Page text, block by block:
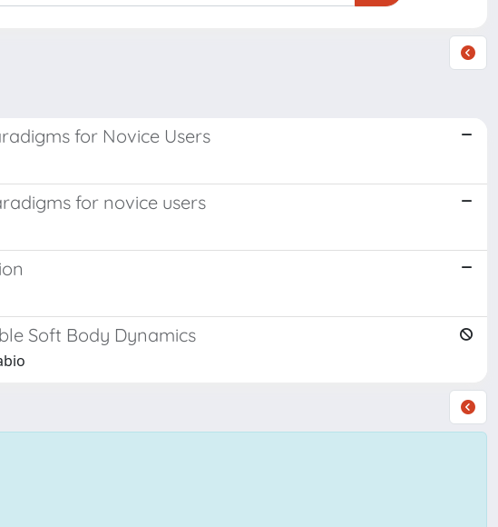
for Novice Users
for novice users
Soft Body Dynamics